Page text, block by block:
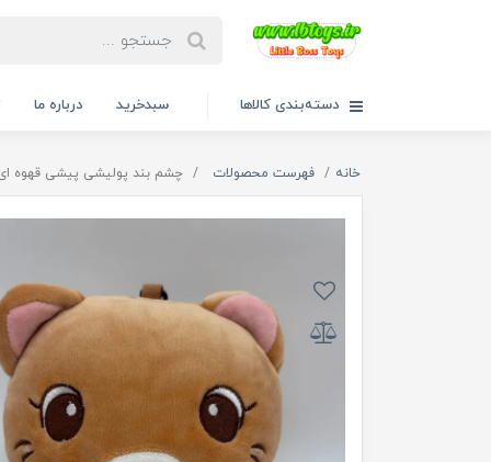
دسته‌بندی کالاها سبدخرید درباره ما
خانه فهرست محصولات چشم بند پولیشی پیشی قهوه ای کد